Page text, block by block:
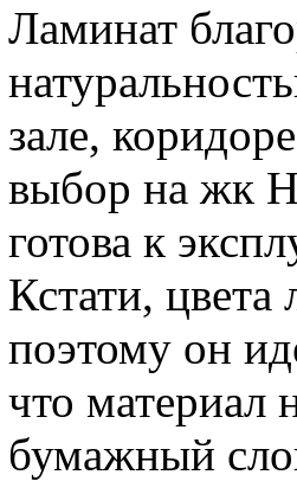
Ламинат
зале,
выбор на жк
готова к
Кстати,
поэтому он
что материал
бумажный